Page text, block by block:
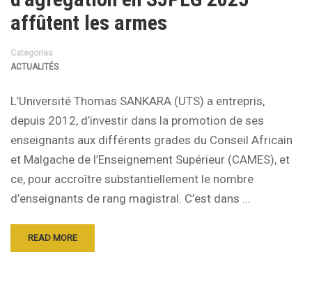
affûtent les armes
Categories
ACTUALITÉS
L’Université Thomas SANKARA (UTS) a entrepris,
depuis 2012, d’investir dans la promotion de ses
enseignants aux différents grades du Conseil Africain
et Malgache de l’Enseignement Supérieur (CAMES), et
ce, pour accroître substantiellement le nombre
d’enseignants de rang magistral. C’est dans …
READ MORE